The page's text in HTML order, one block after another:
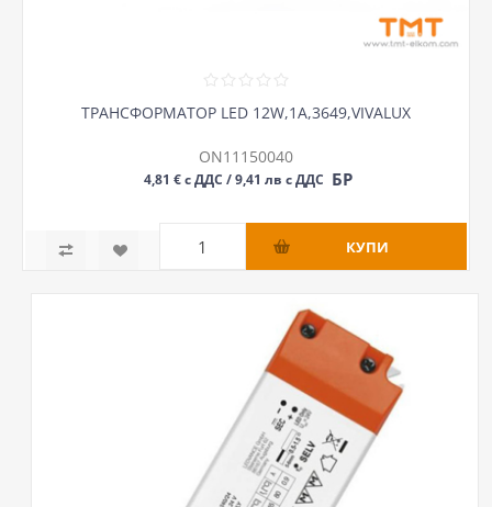
ТРАНСФОРМАТОР LED 12W,1A,3649,VIVALUX
ON11150040
4,81 € с ДДС / 9,41 лв с ДДС БР